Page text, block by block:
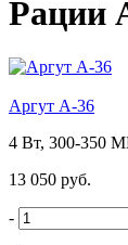
Рации
Аргут А-36
4 Вт, 300-350
13 050 руб.
-